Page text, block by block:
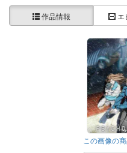
作品情報 エ
この画像の